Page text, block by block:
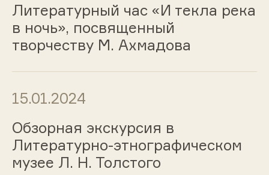
Литературный час «И текла река
в ночь», посвященный
творчеству М. Ахмадова
15.01.2024
Обзорная экскурсия в
Литературно-этнографическом
музее Л. Н. Толстого